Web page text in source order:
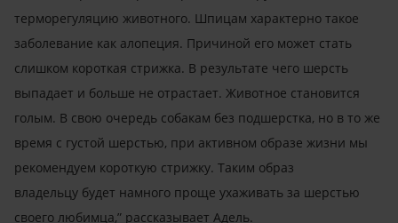
терморегуляцию животного. Шпицам характерно такое
заболевание как алопеция. Причиной его может стать
слишком короткая стрижка. В результате чего шерсть
выпадает и больше не отрастает. Животное становится
голым. В свою очередь собакам без подшерстка, но в то же
время с густой шерстью, при активном образе жизни мы
рекомендуем короткую стрижку. Таким образ
владельцу будет намного проще ухаживать за шерстью
своего любимца,” рассказывает Адель.